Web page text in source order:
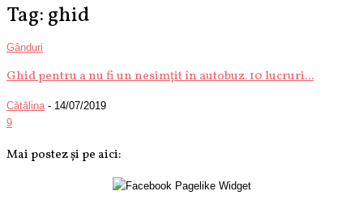
Tag: ghid
Gânduri
Ghid pentru a nu fi un nesimțit în autobuz. 10 lucruri...
Cătălina - 14/07/2019
9
Mai postez și pe aici: